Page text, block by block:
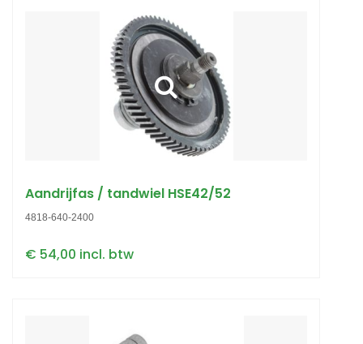
Aandrijfas / tandwiel HSE42/52
4818-640-2400
€ 54,00 incl. btw